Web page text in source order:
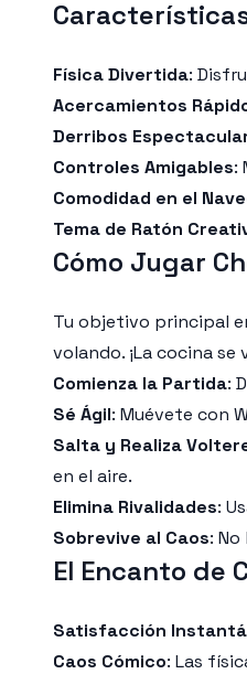
Física Divertida:
Acercamientos
Derribos
Controles Amigables:
Comodidad en el
Tema de Ratón
Cómo Jugar
Tu objetivo principal
volando. ¡La cocina
Comienza la Partida:
Sé Ágil: Muévete con
Salta y Realiza
en el aire.
Elimina Rivalidades:
Sobrevive al Caos:
El Encanto de
Satisfacción
Caos Cómico: Las